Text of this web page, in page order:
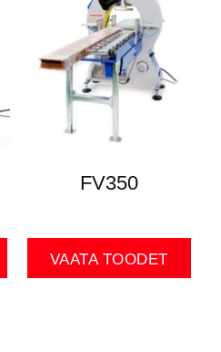
FV350
VAATA TOODET